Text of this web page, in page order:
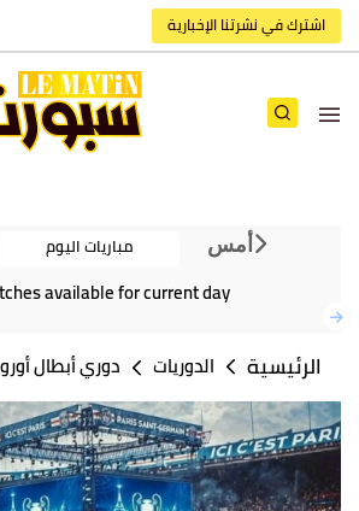
اشترك في نشرتنا الإخبارية
أمس مباريات اليوم
available for current day
الرئيسية الدوريات دوري أبطال